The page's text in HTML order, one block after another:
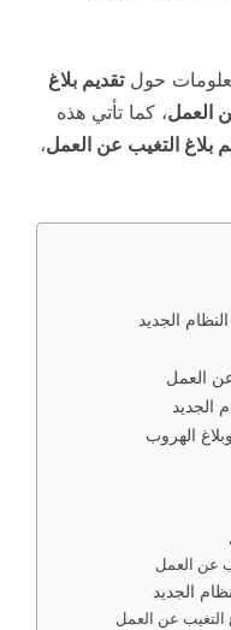
حولتقديم بلاغ
العمل، كما تأتي هذه
بلاغ التغيب عن العمل،
الجديد
العمل
الجديد
الهروب
عن العمل
الجديد
التغيب عن العمل